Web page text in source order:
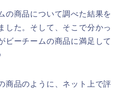
の商品について調べた結果を
した。そして、そこで分かっ
ビーチームの商品に満足して
商品のように、ネット上で評